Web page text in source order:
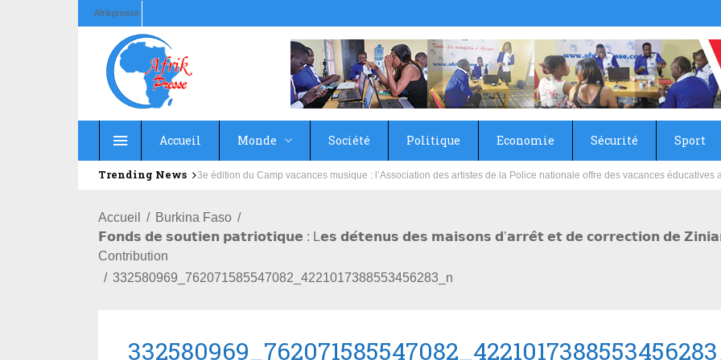
Afrikpresse
Accueil Monde Société Politique Economie Sécurité Sport
Trending News Education : la fédération de la Russie rénove les écoles primaire et collège du Camp Général Aboubacar Sangoulé
Accueil
Burkina Faso
𝗙𝗼𝗻𝗱𝘀 𝗱𝗲 𝘀𝗼𝘂𝘁𝗶𝗲𝗻 𝗽𝗮𝘁𝗿𝗶𝗼𝘁𝗶𝗾𝘂𝗲 : L𝗲𝘀 𝗱𝗲́𝘁𝗲𝗻𝘂𝘀 𝗱𝗲𝘀 𝗺𝗮𝗶𝘀𝗼𝗻𝘀 𝗱’𝗮𝗿𝗿𝗲̂𝘁 𝗲𝘁 𝗱𝗲 𝗰𝗼𝗿𝗿𝗲𝗰𝘁𝗶𝗼𝗻 𝗱𝗲
Contribution
332580969_762071585547082_4221017388553456283_n